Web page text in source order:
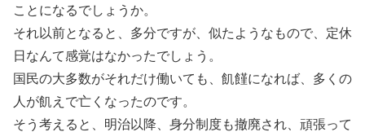
ことになるでしょうか。
それ以前となると、多分ですが、似たようなもので、定休
日なんて感覚はなかったでしょう。
国民の大多数がそれだけ働いても、飢饉になれば、多くの
人が飢えで亡くなったのです。
そう考えると、明治以降、身分制度も撤廃され、頑張って